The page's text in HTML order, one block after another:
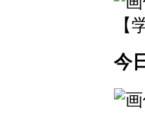
【
今